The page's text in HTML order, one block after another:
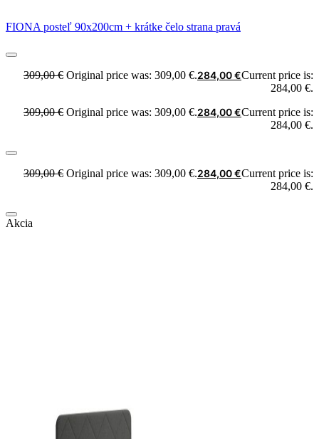
FIONA posteľ 90x200cm + krátke čelo strana pravá
309,00€ Original price was: 309,00 €.284,00€Current price is:
284,00 €.
309,00€ Original price was: 309,00 €.284,00€Current price is:
284,00 €.
309,00€ Original price was: 309,00 €.284,00€Current price is:
284,00 €.
Akcia